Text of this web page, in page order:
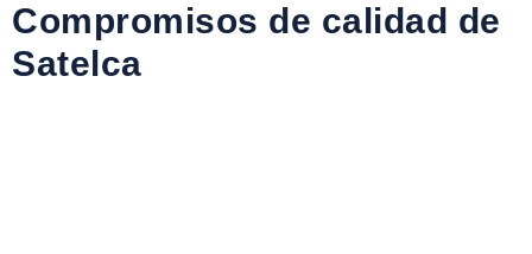
Compromisos de calidad de
Satelca